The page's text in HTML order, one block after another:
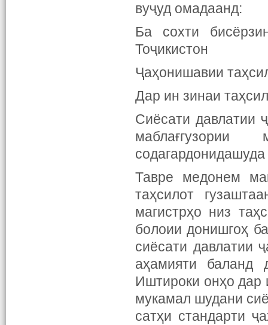
вуҷуд омадаанд:
Ба сохти
Тоҷикистон
Ҷаҳонишавии
Дар ин зинаи
Сиёсати давлатии
Тавре медонем
таҳсилот
магистрҳо низ
болоии донишгоҳ
сиёсати давлатии
аҳамияти баланд
Иштироки онҳо дар
мукамал шудани
сатҳи стандарти